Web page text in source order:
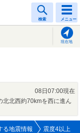
検索 メニュー
現在地
08日07:00現在
北北西約70kmを西に進ん
る地震情報 震度4以上